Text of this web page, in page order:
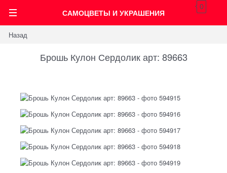
САМОЦВЕТЫ И УКРАШЕНИЯ
0
Назад
Брошь Кулон Сердолик арт: 89663